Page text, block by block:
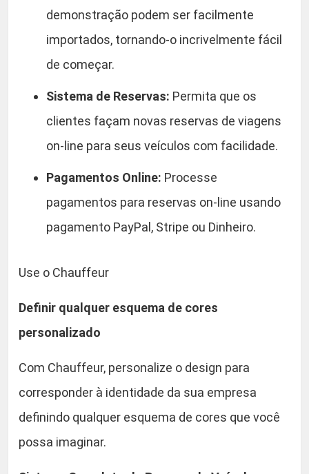
W
T
m
u
a
t
i
demonstração podem ser facilmente
importados, tornando-o incrivelmente fácil
de começar.
Sistema de Reservas: Permita que os
clientes façam novas reservas de viagens
on-line para seus veículos com facilidade.
Pagamentos Online: Processe
pagamentos para reservas on-line usando
pagamento PayPal, Stripe ou Dinheiro.
Use o Chauffeur
Definir qualquer esquema de cores
personalizado
Com Chauffeur, personalize o design para
corresponder à identidade da sua empresa
definindo qualquer esquema de cores que você
possa imaginar.